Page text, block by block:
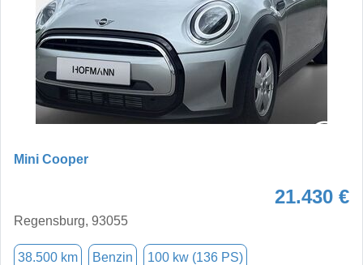
Mini Cooper
21.430 €
Regensburg, 93055
38.500 km Benzin 100 kw (136 PS)